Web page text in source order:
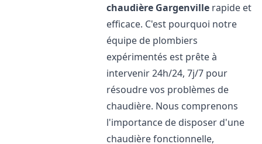
chaudière Gargenville rapide et
efficace. C'est pourquoi notre
équipe de plombiers
expérimentés est prête à
intervenir 24h/24, 7j/7 pour
résoudre vos problèmes de
chaudière. Nous comprenons
l'importance de disposer d'une
chaudière fonctionnelle,